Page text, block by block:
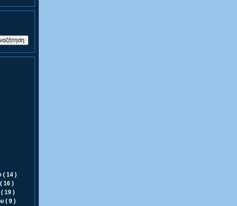
( 14 )
( 16 )
( 19 )
( 9 )